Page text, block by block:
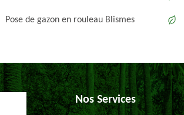
Pose de gazon en rouleau Blismes
Nos Services